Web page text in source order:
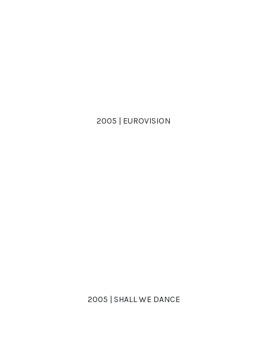
2005 | EUROVISION
2005 | SHALL WE DANCE